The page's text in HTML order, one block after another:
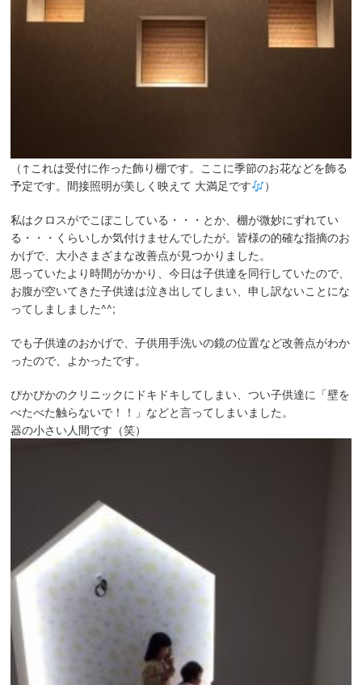
（↑これは受付に作った飾り棚です。ここに季節のお花などを飾る
予定です。間接照明が美しく映えて 大満足です
）
私はクロスがでこぼこしている・・・とか、棚が微妙にずれてい
る・・・くらいしか気付けませんでしたが。皆様の的確な指摘のお
かげで、大小さまざまな改善点が見つかりました。
思っていたより時間がかかり、今日は子供達を同行していたので、
お腹が空いてきた子供達は泣き出してしまい、申し訳ないことにな
ってしましました^^;
でも子供達のおかげで、子供用手洗いの鏡の位置など改善点がわか
ったので、よかったです。
ぴかぴかのクリニックにドキドキしてしまい、つい子供達に「壁を
べたべた触らないで！！」などと言ってしまいました。
器の小さい人間です（笑）